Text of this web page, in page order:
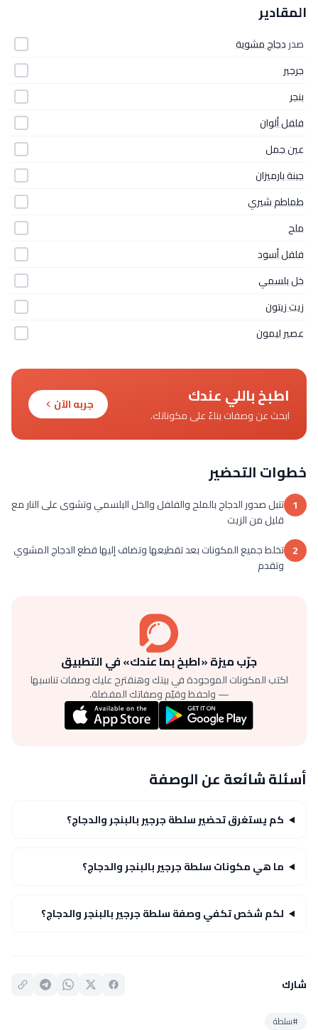
المقادير
صدردجاج مشوية
جرجير
بنجر
فلفل ألوان
عين جمل
جبنة بارميزان
طماطم شيري
ملح
فلفل أسود
خل بلسمي
زيت زيتون
عصير ليمون
اطبخ باللي عندك
ابحث عن وصفات بناءً على مكوناتك.
جربه الآن
خطوات التحضير
1 تتبل صدور الدجاج بالملح والفلفل والخل البلسمي وتشوى على النار مع
قليل من الزيت
2 تخلط جميع المكونات بعد تقطيعها وتضاف إليها قطع الدجاج المشوي
وتقدم
جرّب ميزة «اطبخ بما عندك» في التطبيق
اكتب المكونات الموجودة في بيتك وهنقترح عليك وصفات تناسبها
— واحفظ وقيّم وصفاتك المفضلة.
أسئلة شائعة عن الوصفة
كم يستغرق تحضير سلطة جرجير بالبنجر والدجاج؟
ما هي مكونات سلطة جرجير بالبنجر والدجاج؟
لكم شخص تكفي وصفة سلطة جرجير بالبنجر والدجاج؟
شارك
#سلطة